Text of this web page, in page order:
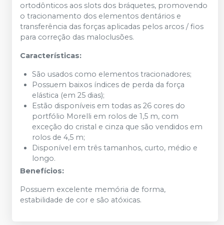
ortodônticos aos slots dos bráquetes, promovendo
o tracionamento dos elementos dentários e
transferência das forças aplicadas pelos arcos / fios
para correção das maloclusões.
Características:
São usados como elementos tracionadores;
Possuem baixos índices de perda da força
elástica (em 25 dias);
Estão disponíveis em todas as 26 cores do
portfólio Morelli em rolos de 1,5 m, com
exceção do cristal e cinza que são vendidos em
rolos de 4,5 m;
Disponível em três tamanhos, curto, médio e
longo.
Benefícios:
Possuem excelente memória de forma,
estabilidade de cor e são atóxicas.